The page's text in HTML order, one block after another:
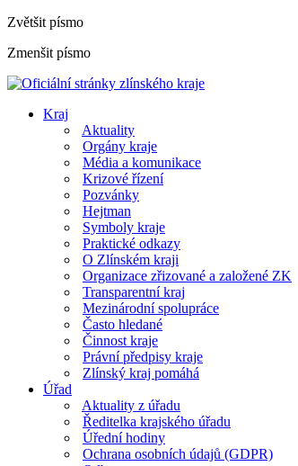
Zvětšit písmo
Zmenšit písmo
Kraj
Aktuality
Orgány kraje
Média a komunikace
Krizové řízení
Pozvánky
Hejtman
Symboly kraje
Praktické odkazy
O Zlínském kraji
Organizace zřizované a založené ZK
Transparentní kraj
Mezinárodní spolupráce
Často hledané
Činnost kraje
Právní předpisy kraje
Zlínský kraj pomáhá
Úřad
Aktuality z úřadu
Ředitelka krajského úřadu
Úřední hodiny
Ochrana osobních údajů (GDPR)